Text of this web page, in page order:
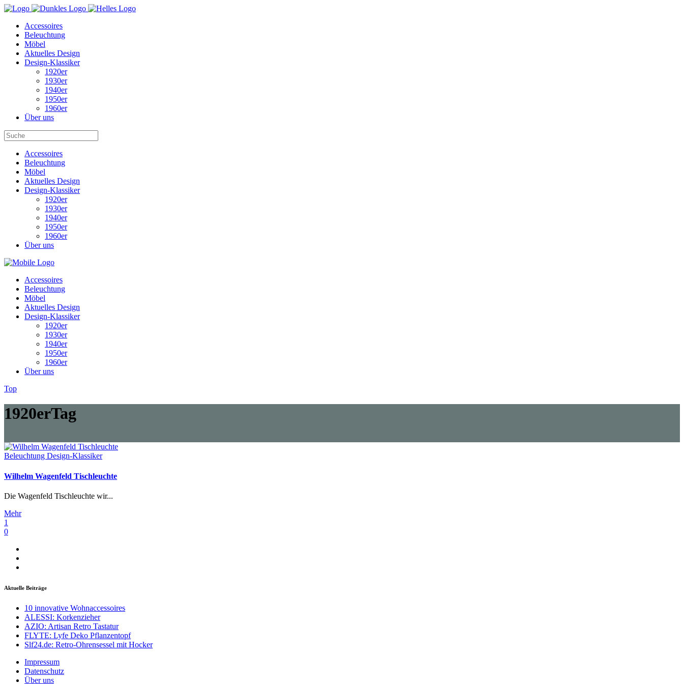
Accessoires
Beleuchtung
Möbel
Aktuelles Design
Design-Klassiker
1920er
1930er
1940er
1950er
1960er
Über uns
Accessoires
Beleuchtung
Möbel
Aktuelles Design
Design-Klassiker
1920er
1930er
1940er
1950er
1960er
Über uns
Accessoires
Beleuchtung
Möbel
Aktuelles Design
Design-Klassiker
1920er
1930er
1940er
1950er
1960er
Über uns
Top
1920erTag
Beleuchtung Design-Klassiker
Wilhelm Wagenfeld Tischleuchte
Die Wagenfeld Tischleuchte wir...
Mehr
1
0
Aktuelle Beiträge
10 innovative Wohnaccessoires
ALESSI: Korkenzieher
AZIO: Artisan Retro Tastatur
FLYTE: Lyfe Deko Pflanzentopf
Slf24.de: Retro-Ohrensessel mit Hocker
Impressum
Datenschutz
Über uns